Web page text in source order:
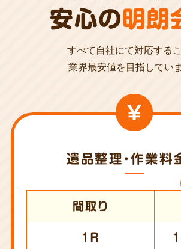
安心の明朗
すべて自社にて対応する
業界最安値を目指していま
遺品整理・作業料
間取り
1R